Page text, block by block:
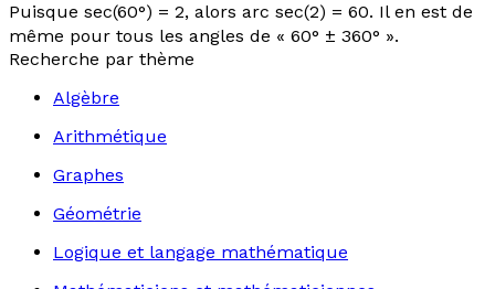
Puisque sec(60°) = 2, alors arc sec(2) = 60. Il en est de
même pour tous les angles de « 60° ± 360° ».
Recherche par thème
Algèbre
Arithmétique
Graphes
Géométrie
Logique et langage mathématique